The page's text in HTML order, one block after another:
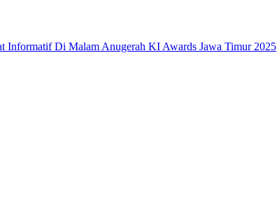
Informatif Di Malam Anugerah KI Awards Jawa Timur 2025